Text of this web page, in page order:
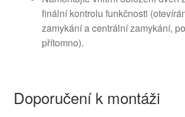
finální kontrolu funkčnosti
zamykání a centrální zamykání,
přítomno).
Doporučení k montáži